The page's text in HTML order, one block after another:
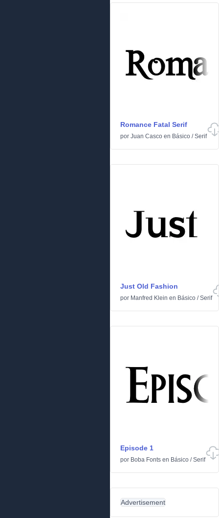
Romance Fatal Serif
por Juan Casco en Básico /Serif
Just Old Fashion
por Manfred Klein en Básico /Serif
Episode 1
por Boba Fonts en Básico /Serif
Advertisement